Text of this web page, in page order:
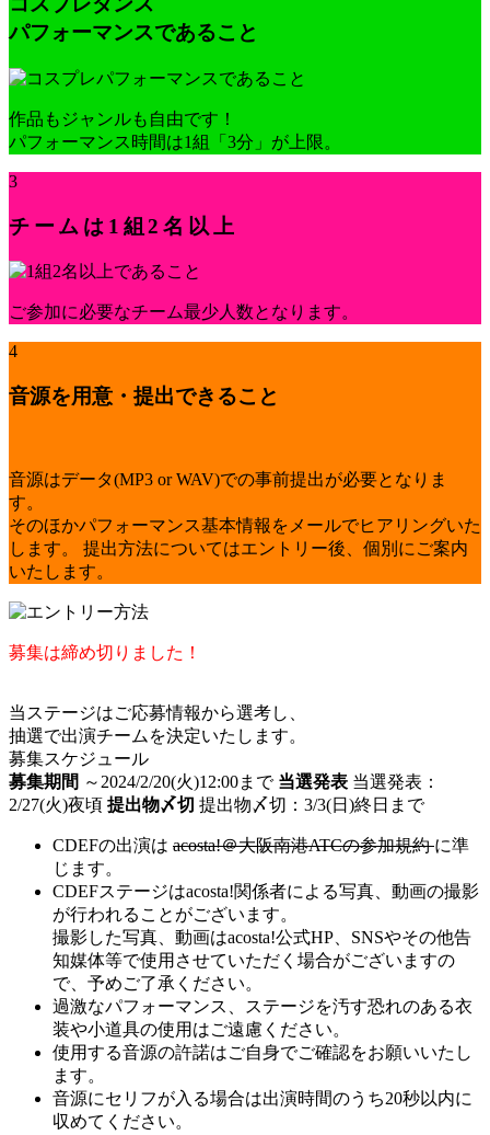
パフォーマンスであること
作品もジャンルも自由です！
パフォーマンス時間は1組「3分」が上限。
3
チームは1組2名以上
ご参加に必要なチーム最少人数となります。
4
音源を用意・提出できること
音源はデータ(MP3 or WAV)での事前提出が必要となりま
す。
そのほかパフォーマンス基本情報をメールでヒアリングいた
します。 提出方法についてはエントリー後、個別にご案内
いたします。
募集は締め切りました！
当ステージはご応募情報から選考し、
抽選で出演チームを決定いたします。
募集スケジュール
募集期間 ～2024/2/20(火)12:00まで 当選発表 当選発表：
2/27(火)夜頃 提出物〆切 提出物〆切：3/3(日)終日まで
CDEFの出演は acosta!＠大阪南港ATCの参加規約に準
じます。
CDEFステージはacosta!関係者による写真、動画の撮影
が行われることがございます。
撮影した写真、動画はacosta!公式HP、SNSやその他告
知媒体等で使用させていただく場合がございますの
で、予めご了承ください。
過激なパフォーマンス、ステージを汚す恐れのある衣
装や小道具の使用はご遠慮ください。
使用する音源の許諾はご自身でご確認をお願いいたし
ます。
音源にセリフが入る場合は出演時間のうち20秒以内に
収めてください。